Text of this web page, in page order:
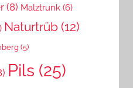
(8) Malztrunk (6)
Naturtrüb (12)
(5)
Pils (25)